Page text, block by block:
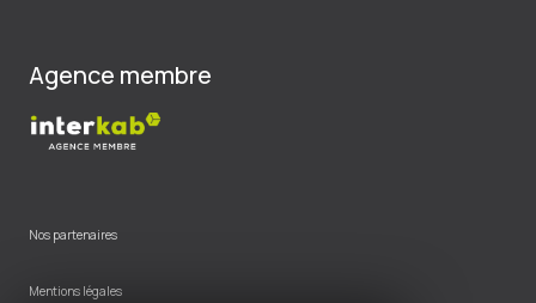
Agence membre
Nos partenaires
Mentions légales